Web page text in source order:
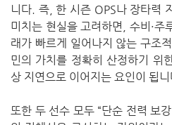
니다. 즉, 한 시즌 OPS나 장타력
미치는 현실을 고려하면, 수비·주
래가 빠르게 일어나지 않는 구조
민의 가치를 정확히 산정하기 위
상 지연으로 이어지는 요인이 됩
또한 두 선수 모두 “단순 전력 보